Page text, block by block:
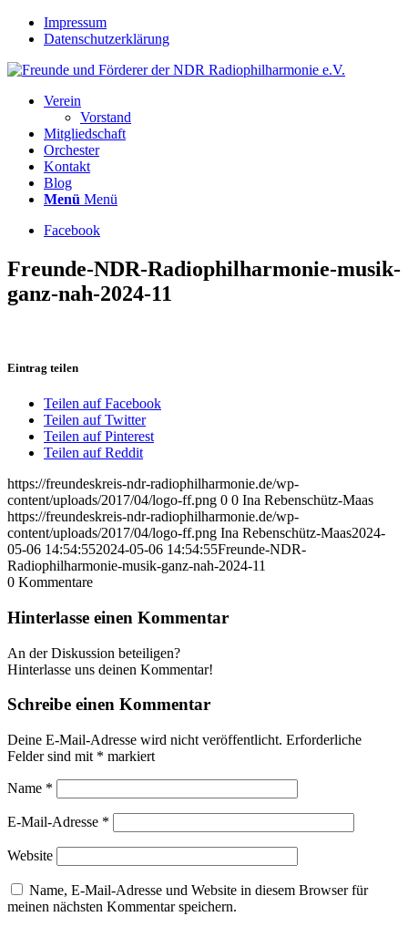
Impressum
Datenschutzerklärung
Verein
Vorstand
Mitgliedschaft
Orchester
Kontakt
Blog
Menü Menü
Facebook
Freunde-NDR-Radiophilharmonie-musik-
ganz-nah-2024-11
Eintrag teilen
Teilen auf Facebook
Teilen auf Twitter
Teilen auf Pinterest
Teilen auf Reddit
https://freundeskreis-ndr-radiophilharmonie.de/wp-
content/uploads/2017/04/logo-ff.png 0 0 Ina Rebenschütz-Maas
https://freundeskreis-ndr-radiophilharmonie.de/wp-
content/uploads/2017/04/logo-ff.png Ina Rebenschütz-Maas2024-
05-06 14:54:552024-05-06 14:54:55Freunde-NDR-
Radiophilharmonie-musik-ganz-nah-2024-11
0 Kommentare
Hinterlasse einen Kommentar
An der Diskussion beteiligen?
Hinterlasse uns deinen Kommentar!
Schreibe einen Kommentar
Deine E-Mail-Adresse wird nicht veröffentlicht. Erforderliche
Felder sind mit * markiert
Name *
E-Mail-Adresse *
Website
Name, E-Mail-Adresse und Website in diesem Browser für
meinen nächsten Kommentar speichern.